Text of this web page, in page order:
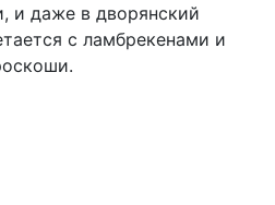
и даже в дворянский
с ламбрекенами и